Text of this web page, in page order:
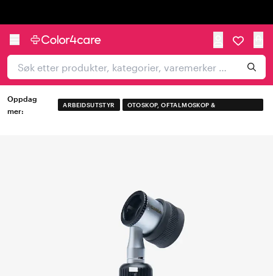
Oppdag
mer:
ARBEIDSUTSTYR
OTOSKOP, OFTALMOSKOP &